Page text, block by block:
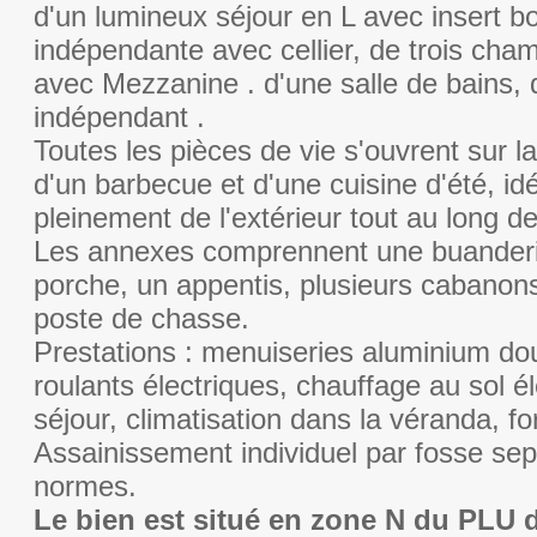
d'un lumineux séjour en L avec insert
indépendante avec cellier, de trois
avec Mezzanine . d'une salle de bains,
indépendant .
Toutes les pièces de vie s'ouvrent sur
d'un barbecue et d'une cuisine d'été,
pleinement de l'extérieur tout au long
Les annexes comprennent une
porche, un appentis, plusieurs
poste de chasse.
Prestations : menuiseries aluminium
roulants électriques, chauffage au sol
séjour, climatisation dans la véranda,
Assainissement individuel par fosse
normes.
Le bien est situé en zone N du PLU